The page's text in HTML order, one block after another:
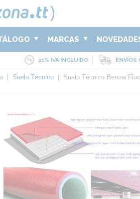
MARCAS
21% IVA INCLUIDO ENVÍOS
Suelo Técnico Suelo Técnico Benow